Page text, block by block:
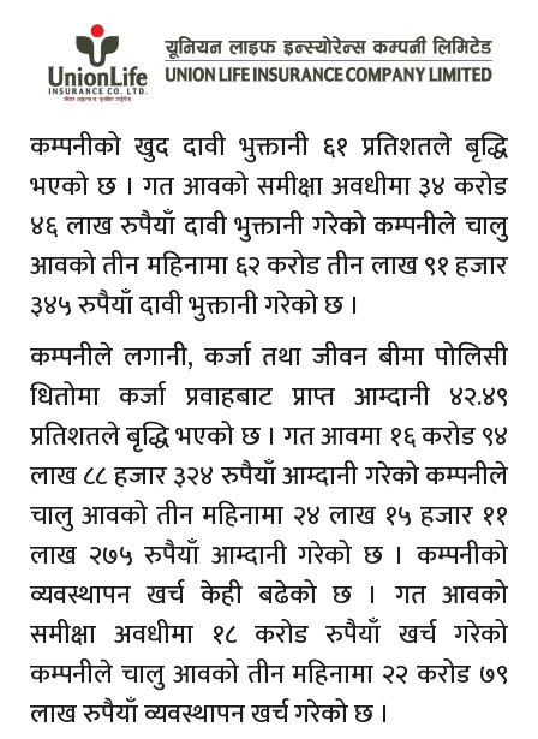
कम्पनीको खुद दावी भुक्तानी ६१ प्रतिशतले बृद्धि
भएको छ । गत आवको समीक्षा अवधीमा ३४ करोड
४६ लाख रुपैयाँ दावी भुक्तानी गरेको कम्पनीले चालु
आवको तीन महिनामा ६२ करोड तीन लाख ९१ हजार
३४५ रुपैयाँ दावी भुक्तानी गरेको छ ।
कम्पनीले लगानी, कर्जा तथा जीवन बीमा पोलिसी
धितोमा कर्जा प्रवाहबाट प्राप्त आम्दानी ४२.४९
प्रतिशतले बृद्धि भएको छ । गत आवमा १६ करोड ९४
लाख ८८ हजार ३२४ रुपैयाँ आम्दानी गरेको कम्पनीले
चालु आवको तीन महिनामा २४ लाख १५ हजार ११
लाख २७५ रुपैयाँ आम्दानी गरेको छ । कम्पनीको
व्यवस्थापन खर्च केही बढेको छ । गत आवको
समीक्षा अवधीमा १८ करोड रुपैयाँ खर्च गरेको
कम्पनीले चालु आवको तीन महिनामा २२ करोड ७९
लाख रुपैयाँ व्यवस्थापन खर्च गरेको छ ।